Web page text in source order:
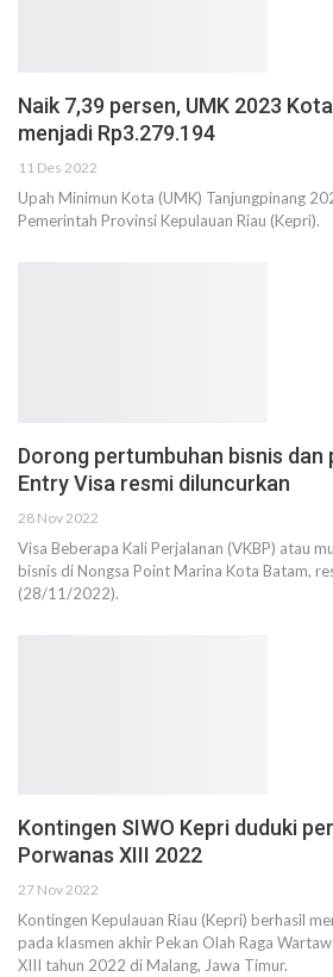
Naik 7,39 persen, UMK 2023
menjadi Rp3.279.194
11 Des 2022
Upah Minimun Kota (UMK) Tanjungpinang
Pemerintah Provinsi Kepulauan Riau (Kepri).
Dorong pertumbuhan bisnis dan
Entry Visa resmi diluncurkan
28 Nov 2022
Visa Beberapa Kali Perjalanan (VKBP) atau
bisnis di Nongsa Point Marina Kota Batam,
(28/11/2022).
Kontingen SIWO Kepri duduki
Porwanas XIII 2022
27 Nov 2022
Kontingen Kepulauan Riau (Kepri) berhasil
pada klasmen akhir Pekan Olah Raga
XIII tahun 2022 di Malang, Jawa Timur.